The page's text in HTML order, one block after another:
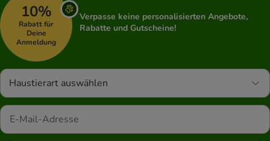
10%
Rabatt für
Deine
Anmeldung
Verpasse keine personalisierten Angebote,
Rabatte und Gutscheine!
Haustierart auswählen